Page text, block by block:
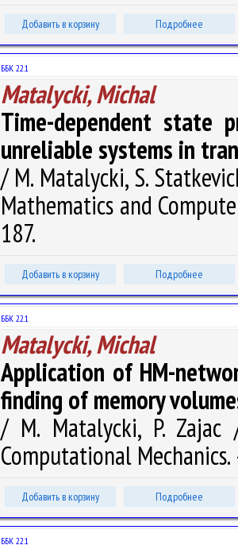
Добавить в корзину Подробнее
ББК 22.1
Matalycki, Michal
Time-dependent state
unreliable systems in
/ M. Matalycki, S.
Mathematics and
187.
Добавить в корзину Подробнее
ББК 22.1
Matalycki, Michal
Application of HM-
finding of memory
/ M. Matalycki, P.
Computational
Добавить в корзину Подробнее
ББК 22.1